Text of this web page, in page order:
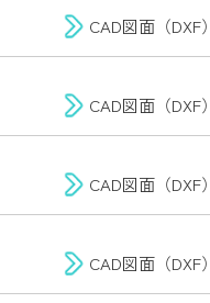
プラ
CAD図面（DXF）
CAD図面（DXF）
CAD図面（DXF）
CAD図面（DXF）